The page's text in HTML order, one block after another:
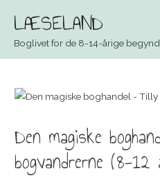
LÆSELAND
Boglivet for de 8-14-årige
Den magiske
bogvandrerne (8-12